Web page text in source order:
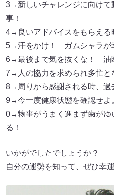
3→新しいチャレンジに向けて
事！
4→良いアドバイスをもらえる
5→汗をかけ！ ガムシャラが
6→最後まで気を抜くな！ 油
7→人の協力を求められ多忙と
8→周りから感謝される時、過
9→今一度健康状態を確認せよ
0→物事がうまく進まず歯がゆ
る！
いかがでしたでしょうか？
自分の運勢を知って、ぜひ幸